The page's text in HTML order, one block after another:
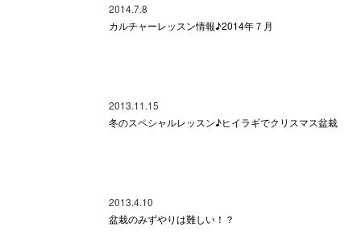
2014.7.8
カルチャーレッスン情報♪2014年７月
2013.11.15
冬のスペシャルレッスン♪ヒイラギでクリスマス盆栽
2013.4.10
盆栽のみずやりは難しい！？